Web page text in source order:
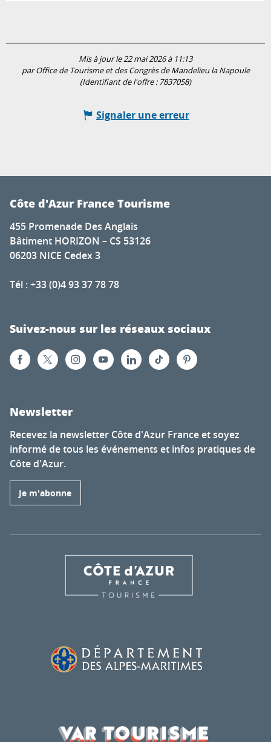
Mis à jour le 22 mai 2026 à 11:13
par Office de Tourisme et des Congrès de Mandelieu la Napoule
(Identifiant de l'offre : 7837058)
Signaler une erreur
Côte d'Azur France Tourisme
455 Promenade Des Anglais
Bâtiment HORIZON – CS 53126
06203 NICE Cedex 3
Tél : +33 (0)4 93 37 78 78
Suivez-nous sur les réseaux sociaux
Newsletter
Recevez la newsletter Côte d'Azur France et soyez
informé de tous les événements et infos pratiques de
Côte d'Azur.
Je m'abonne